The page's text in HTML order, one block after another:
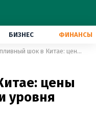
БИЗНЕС ФИНАНСЫ
Топливный шок в Китае: цены на бензин достигли уровня кризиса 2022 года
цены
уровня